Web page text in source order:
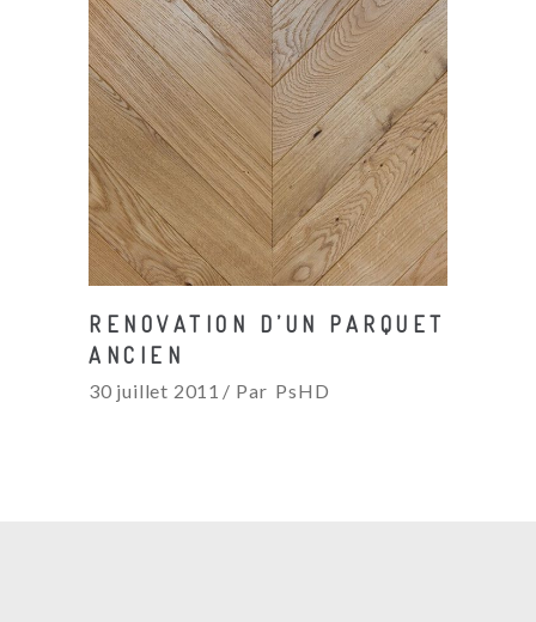
RENOVATION D’UN PARQUET
ANCIEN
30 juillet 2011 Par PsHD